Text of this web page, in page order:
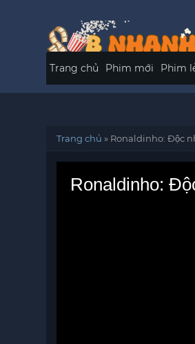
Trang chủ Phim mới Phim
Trang chủ » Ronaldinho: Độc
Ronaldinho: